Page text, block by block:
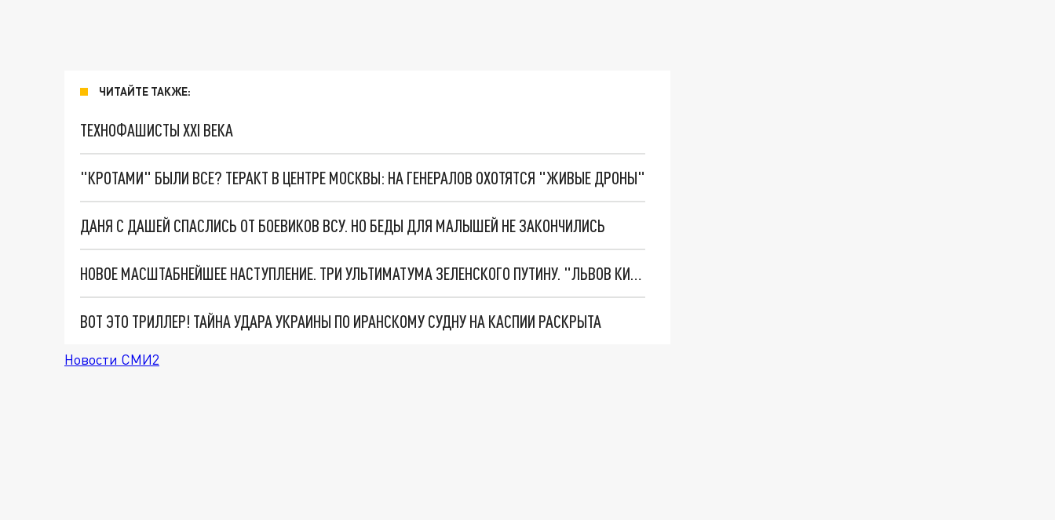
ЧИТАЙТЕ ТАКЖЕ:
ТЕХНОФАШИСТЫ XXI ВЕКА
"КРОТАМИ" БЫЛИ ВСЕ? ТЕРАКТ В ЦЕНТРЕ МОСКВЫ: НА ГЕНЕРАЛОВ ОХОТЯТСЯ "ЖИВЫЕ ДРОНЫ"
ДАНЯ С ДАШЕЙ СПАСЛИСЬ ОТ БОЕВИКОВ ВСУ. НО БЕДЫ ДЛЯ МАЛЫШЕЙ НЕ ЗАКОНЧИЛИСЬ
НОВОЕ МАСШТАБНЕЙШЕЕ НАСТУПЛЕНИЕ. ТРИ УЛЬТИМАТУМА ЗЕЛЕНСКОГО ПУТИНУ. "ЛЬВОВ КИМА" ПОСТАВЯТ НА ПВО? ГЛОБАЛЬНЫЙ ПРОРЫВ ПОД ЗАПОРОЖЬЕМ
ВОТ ЭТО ТРИЛЛЕР! ТАЙНА УДАРА УКРАИНЫ ПО ИРАНСКОМУ СУДНУ НА КАСПИИ РАСКРЫТА
Новости СМИ2